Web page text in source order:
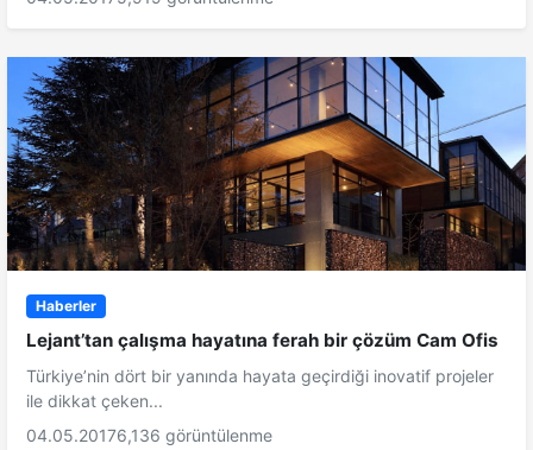
Haberler
Lejant’tan çalışma hayatına ferah bir çözüm Cam Ofis
Türkiye’nin dört bir yanında hayata geçirdiği inovatif projeler
ile dikkat çeken...
04.05.20176,136 görüntülenme